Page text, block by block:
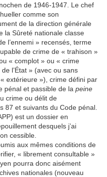
de 1946-1947. Le chef
comme son
de la direction générale
la Sûreté nationale classe
l’ennemi » recensés, terme
de crime de « trahison »
« complot » ou « crime
l’État » (avec ou sans
extérieure »), crime défini par
pénal et passible de la peine
crime ou délit de
87 et suivants du Code pénal.
est un dossier en
desquels j’ai
cessible.
aux mêmes conditions de
« librement consultable »
pourra donc aisément
nationales (nouveau